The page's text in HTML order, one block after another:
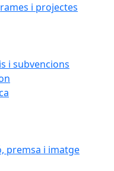
i projectes
i subvencions
premsa i imatge